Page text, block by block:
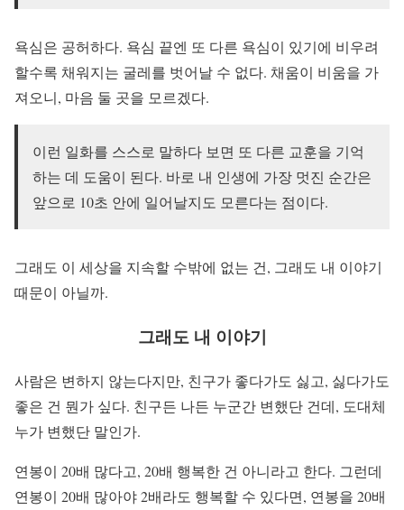
욕심은 공허하다. 욕심 끝엔 또 다른 욕심이 있기에 비우려
할수록 채워지는 굴레를 벗어날 수 없다. 채움이 비움을 가
져오니, 마음 둘 곳을 모르겠다.
이런 일화를 스스로 말하다 보면 또 다른 교훈을 기억
하는 데 도움이 된다. 바로 내 인생에 가장 멋진 순간은
앞으로 10초 안에 일어날지도 모른다는 점이다.
그래도 이 세상을 지속할 수밖에 없는 건, 그래도 내 이야기
때문이 아닐까.
그래도 내 이야기
사람은 변하지 않는다지만, 친구가 좋다가도 싫고, 싫다가도
좋은 건 뭔가 싶다. 친구든 나든 누군간 변했단 건데, 도대체
누가 변했단 말인가.
연봉이 20배 많다고, 20배 행복한 건 아니라고 한다. 그런데
연봉이 20배 많아야 2배라도 행복할 수 있다면, 연봉을 20배